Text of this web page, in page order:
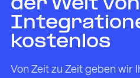
der Welt
kostenlos
Von Zeit zu Zeit geben wir